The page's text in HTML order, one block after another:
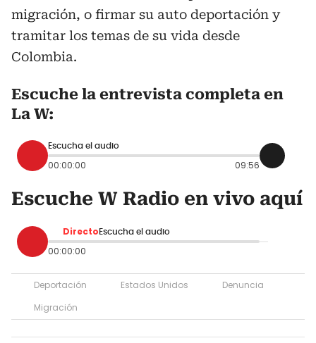
migración, o firmar su auto deportación y
tramitar los temas de su vida desde
Colombia.
Escuche la entrevista completa en
La W:
Escucha el audio
00:00:00 09:56
Escuche W Radio en vivo aquí
Directo Escucha el audio
00:00:00
Deportación Estados Unidos
Denuncia
Migración